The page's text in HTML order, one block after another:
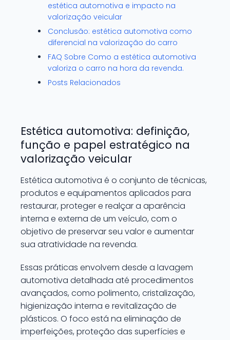
estética automotiva e impacto na
valorização veicular
Conclusão: estética automotiva como
diferencial na valorização do carro
FAQ Sobre Como a estética automotiva
valoriza o carro na hora da revenda.
Posts Relacionados
Estética automotiva: definição,
função e papel estratégico na
valorização veicular
Estética automotiva é o conjunto de técnicas,
produtos e equipamentos aplicados para
restaurar, proteger e realçar a aparência
interna e externa de um veículo, com o
objetivo de preservar seu valor e aumentar
sua atratividade na revenda.
Essas práticas envolvem desde a lavagem
automotiva detalhada até procedimentos
avançados, como polimento, cristalização,
higienização interna e revitalização de
plásticos. O foco está na eliminação de
imperfeições, proteção das superfícies e